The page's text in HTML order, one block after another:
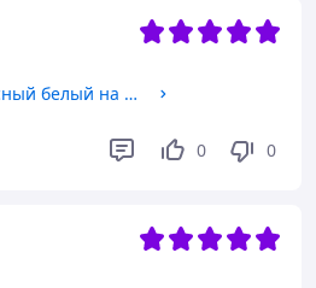
Набор рушников атласный белый на иконы 155*21 см
0 0